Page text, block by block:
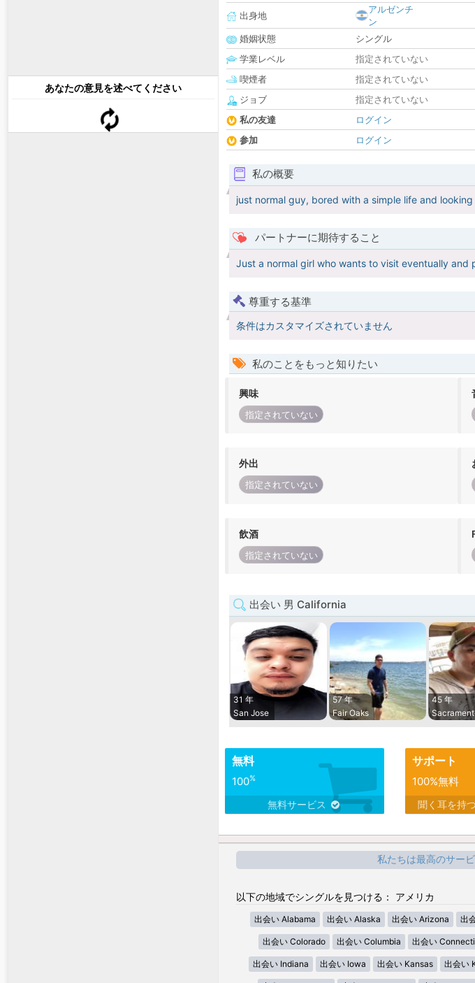
あなたの意見を述べてください
出身地
アルゼンチ
ン
婚姻状態
シングル
学業レベル
指定されていない
喫煙者
指定されていない
ジョブ
指定されていない
私の友達
ログイン
参加
ログイン
私の概要
just normal guy, bored with a simple life and
パートナーに期待すること
Just a normal girl who wants to visit eventually and
尊重する基準
条件はカスタマイズされていません
私のことをもっと知りたい
興味
指定されていない
外出
指定されていない
飲酒
指定されていない
出会い 男 California
31 年
San Jose
57 年
Fair Oaks
45 年
無料
100%
無料サービス
サポート
100%無料
聞く耳を持
私たちは最高のサー
以下の地域でシングルを見つける： アメリカ
出会い Alabama 出会い Alaska 出会い Arizona 出
出会い Colorado 出会い Columbia 出会い
出会い Indiana 出会い Iowa 出会い Kansas 出会い